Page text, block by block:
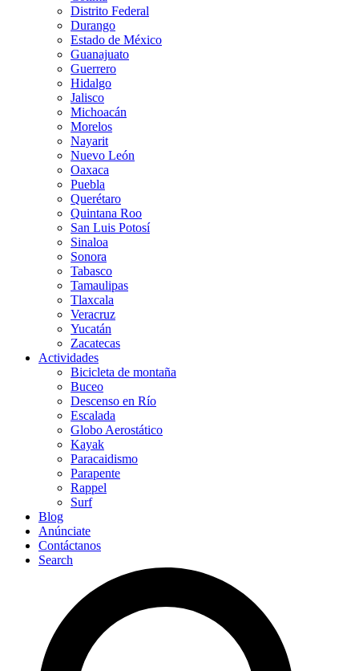
Distrito Federal
Durango
Estado de México
Guanajuato
Guerrero
Hidalgo
Jalisco
Michoacán
Morelos
Nayarit
Nuevo León
Oaxaca
Puebla
Querétaro
Quintana Roo
San Luis Potosí
Sinaloa
Sonora
Tabasco
Tamaulipas
Tlaxcala
Veracruz
Yucatán
Zacatecas
Actividades
Bicicleta de montaña
Buceo
Descenso en Río
Escalada
Globo Aerostático
Kayak
Paracaidismo
Parapente
Rappel
Surf
Blog
Anúnciate
Contáctanos
Search